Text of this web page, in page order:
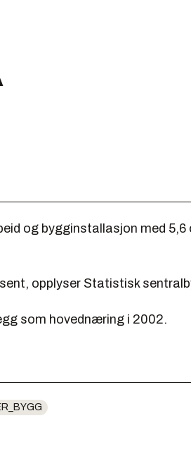
og bygginstallasjon med 5,6
opplyser Statistisk
som hovednæring i 2002.